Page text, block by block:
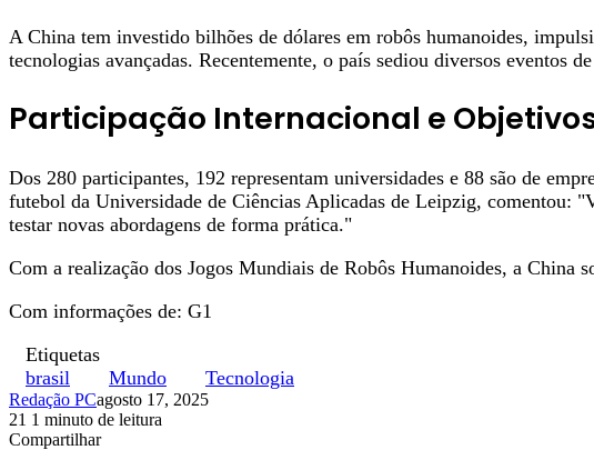
A China tem investido bilhões de dólares em robôs humanoides,
tecnologias avançadas. Recentemente, o país sediou diversos eventos
Participação Internacional e
Dos 280 participantes, 192 representam universidades e 88 são de
futebol da Universidade de Ciências Aplicadas de Leipzig, comentou:
testar novas abordagens de forma prática."
Com a realização dos Jogos Mundiais de Robôs Humanoides, a
Com informações de: G1
Etiquetas
brasil
Mundo Tecnologia
Redação PCagosto 17, 2025
21 1 minuto de leitura
Facebook
X
Linkedin
Pinterest
WhatsApp
Telegram
Compartilhar